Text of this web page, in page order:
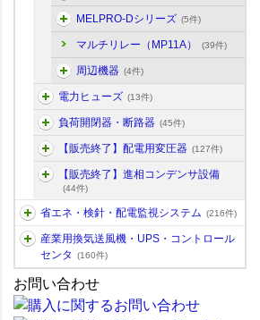
MELPRO-Dシリーズ (5件)
マルチリレー（MP11A） (39件)
周辺機器 (4件)
電力ヒューズ (13件)
負荷開閉器・断路器 (45件)
【販売終了】配電用変圧器 (127件)
【販売終了】進相コンデンサ設備
(44件)
省エネ・検針・配電監視システム (216件)
産業用換気送風機・UPS・コントロール
センタ
(160件)
お問い合わせ